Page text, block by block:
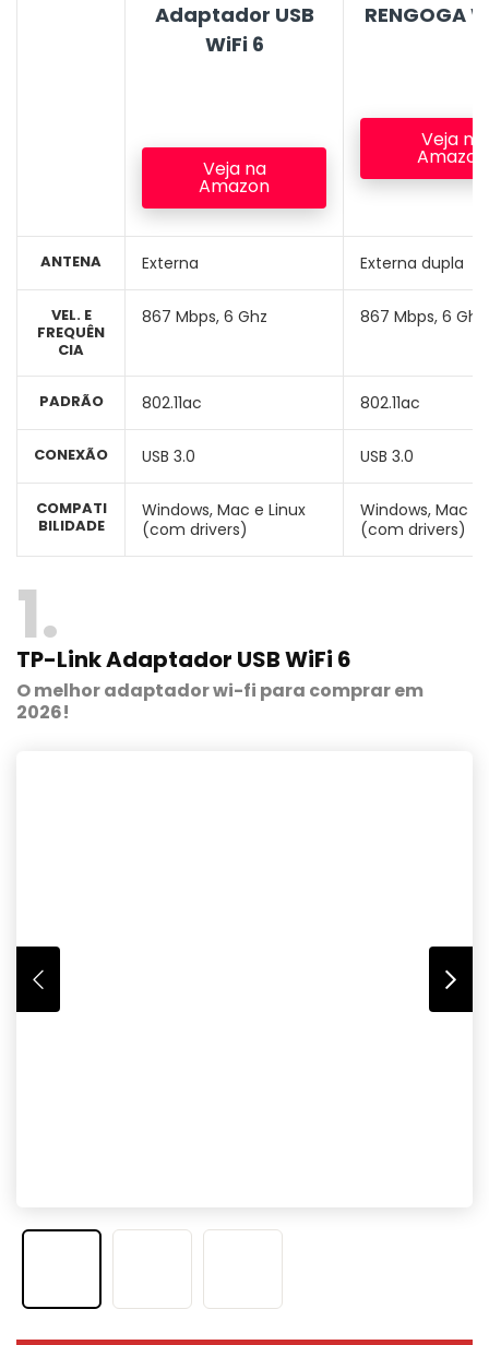
ANTENA
VEL. E
FREQUÊN
CIA
PADRÃO
CONEXÃO
COMPATI
BILIDADE
Adaptador USB
WiFi 6
Veja na
Amazon
Externa
867 Mbps, 6 Ghz
802.11ac
USB 3.0
Windows, Mac e Linux
(com drivers)
RENGOGA
Veja na
Amazon
Externa dupla
867 Mbps, 6 Ghz
802.11ac
USB 3.0
Windows, Mac e
(com drivers)
1
TP-Link Adaptador USB WiFi 6
O melhor adaptador wi-fi para comprar em
2026!